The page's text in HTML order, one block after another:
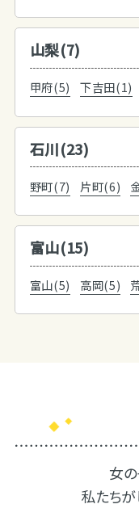
山梨(7)
甲府(5) 下吉田(1)
石川(23)
野町(7) 片町(6)
富山(15)
富山(5) 高岡(5)
女
私たちが